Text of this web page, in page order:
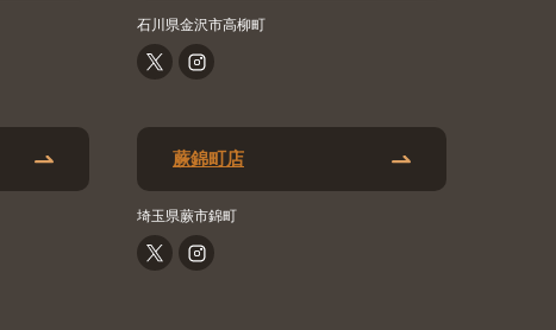
石川県金沢市高柳町
蕨錦町店
埼玉県蕨市錦町